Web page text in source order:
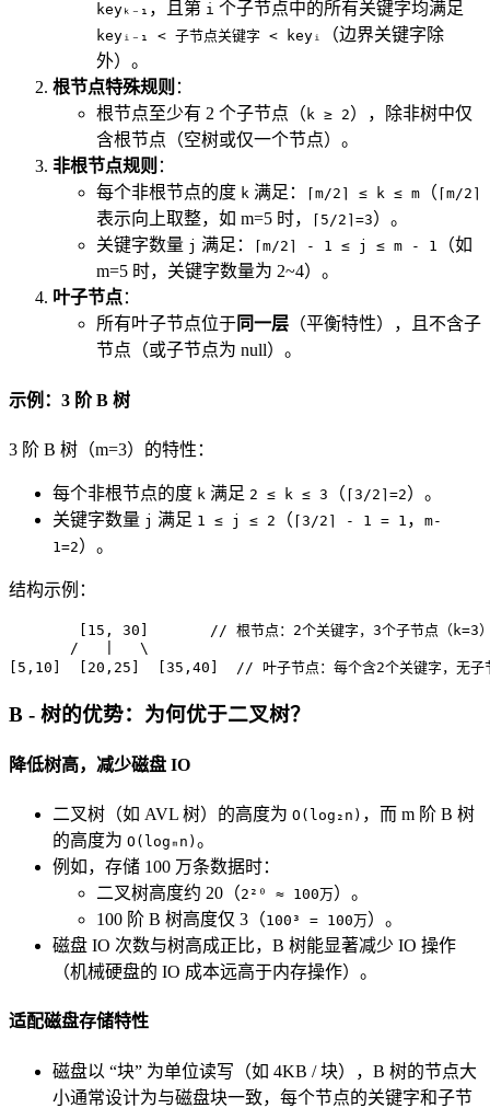
keyₖ₋₁ ，且第 i 个子节点中的所有关键字均满足
keyᵢ₋₁ < 子节点关键字 < keyᵢ
（边界关键字除
外）。
根节点特殊规则 ：
根节点至少有 2 个子节点（ k ≥ 2），除非树中仅
含根节点（空树或仅一个节点）。
非根节点规则 ：
每个非根节点的度 k 满足： ⌈m/2⌉ ≤ k ≤ m （ ⌈m/2⌉
表示向上取整，如 m=5 时， ⌈5/2⌉=3）。
关键字数量 j 满足： ⌈m/2⌉ - 1 ≤ j ≤ m - 1
（如
m=5 时，关键字数量为 2~4）。
叶子节点：
所有叶子节点位于同一层 （平衡特性），且不含子
节点（或子节点为 null）。
示例：3 阶 B 树
3 阶 B 树（m=3）的特性：
每个非根节点的度 k 满足 2 ≤ k ≤ 3 （ ⌈3/2⌉=2）。
关键字数量 j 满足 1 ≤ j ≤ 2 （ ⌈3/2⌉ - 1 = 1 ， m-
1=2）。
结构示例：
[15, 30]       // 根节点：2个关键字，3个子节点（k=3
       /   |   \
[5,10]  [20,25]  [35,40]  // 叶子节点：每个含2个关键字，无子
B - 树的优势：为何优于二叉树？
降低树高，减少磁盘 IO
二叉树（如 AVL 树）的高度为 O(log₂n) ，而 m 阶 B 树
的高度为 O(logₘn) 。
例如，存储 100 万条数据时：
二叉树高度约 20（2²⁰ ≈ 100万）。
100 阶 B 树高度仅 3（100³ = 100万）。
磁盘 IO 次数与树高成正比，B 树能显著减少 IO 操作
（机械硬盘的 IO 成本远高于内存操作）。
适配磁盘存储特性
磁盘以 “块” 为单位读写（如 4KB / 块），B 树的节点大
小通常设计为与磁盘块一致，每个节点的关键字和子节